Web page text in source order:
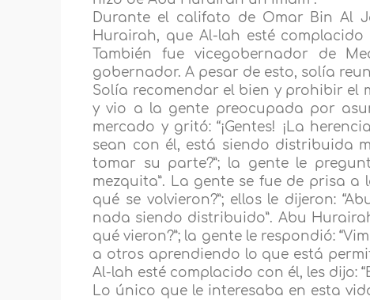
Durante el califato de Omar Bin Al
Hurairah, que Al-lah esté
También fue vicegobernador de
gobernador. A pesar de esto, solía
Solía recomendar el bien y prohibir el
y vio a la gente preocupada por
mercado y gritó: “¡Gentes! ¡La
sean con él, está siendo distribuida
tomar su parte?”; la gente le
mezquita”. La gente se fue de prisa a
qué se volvieron?”; ellos le dijeron:
nada siendo distribuido”. Abu
qué vieron?”; la gente le respondió:
a otros aprendiendo lo que está
Al-lah esté complacido con él, les dijo:
Lo único que le interesaba en esta